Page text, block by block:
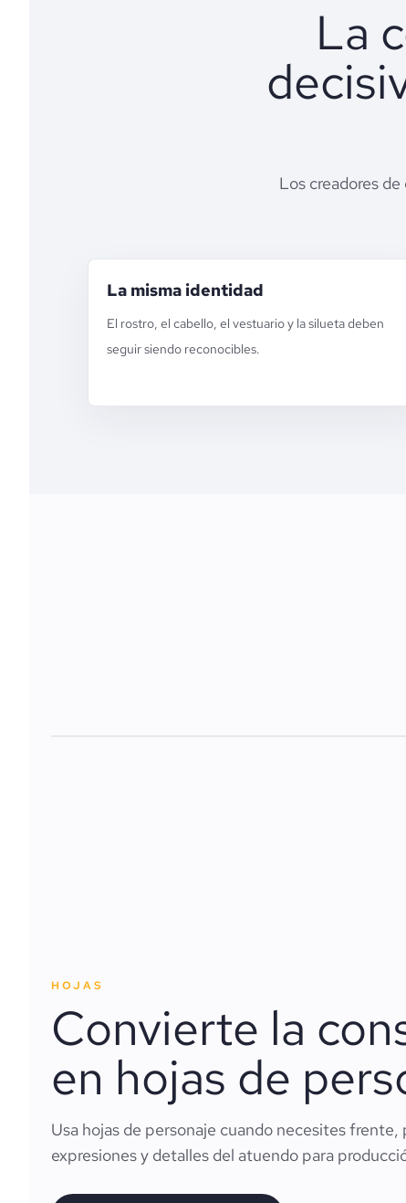
La
Los creadores
La misma identidad
El rostro, el cabello, el vestuario y la silueta deben
seguir siendo reconocibles.
HOJAS
Convierte la
en hojas de
Usa hojas de personaje cuando necesites frente,
expresiones y detalles del atuendo para